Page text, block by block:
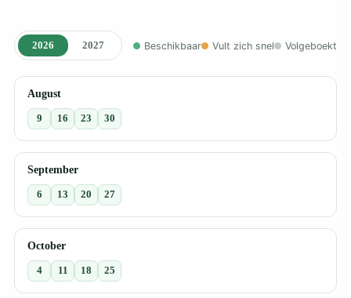
2026 2027 Beschikbaar Vult zich snel Volgeboekt
August
9 16 23 30
September
6 13 20 27
October
4 11 18 25